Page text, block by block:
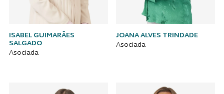
ISABEL GUIMARÃES
SALGADO
Asociada
JOANA ALVES TRINDADE
Asociada